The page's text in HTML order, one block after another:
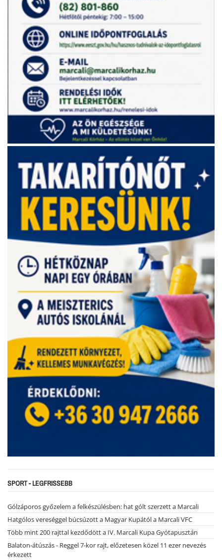
SPORT - LEGFRISSEBB
Gólzáporos győzelem a felkészülésben: hat gólt szerzett a Marcali
Hatgólos vereséggel búcsúzott a Magyar Kupától a Marcali VFC
Több mint 200 rajttal kezdődött a IV. Marcali Kupa Gyótapusztán
Balaton-átúszás - Reggel 7-kor rajt, előzetesen közel 11 ezer nevezés
érkezett